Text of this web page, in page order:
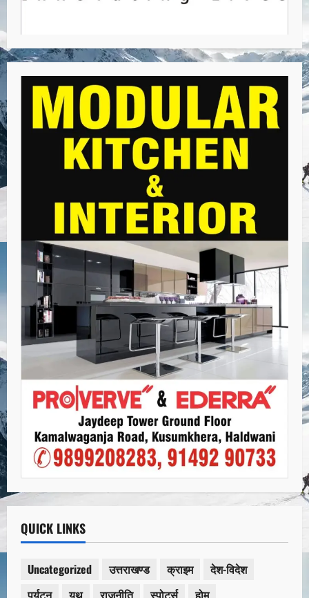
QUICK LINKS
Uncategorized उत्तराखण्ड क्राइम
देश-विदेश